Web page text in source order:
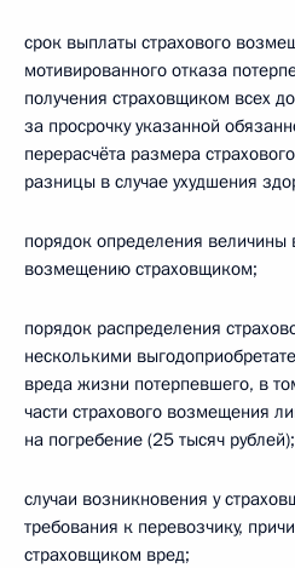
срок выплаты страхового
мотивированного отказа
получения страховщиком всех
за просрочку указанной
перерасчёта размера
разницы в случае ухудшения
порядок определения
возмещению страховщиком;
порядок распределения
несколькими
вреда жизни потерпевшего, в
части страхового возмещения
на погребение (25 тысяч рублей);
случаи возникновения у
требования к перевозчику,
страховщиком вред;